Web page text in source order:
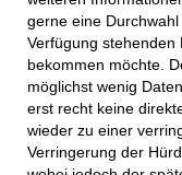
gerne eine
Verfügung stehenden
bekommen möchte.
möglichst wenig
erst recht keine
wieder zu einer
Verringerung der